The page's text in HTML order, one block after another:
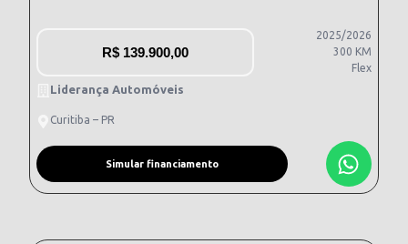
R$ 139.900,00
2025/2026
300 KM
Flex
Liderança Automóveis
Curitiba – PR
Simular financiamento